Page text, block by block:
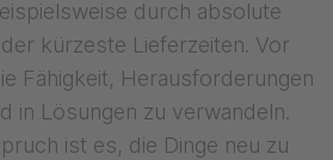
durch absolute
kürzeste Lieferzeiten. Vor
Fähigkeit, Herausforderungen
in Lösungen zu verwandeln.
ist es, die Dinge neu zu